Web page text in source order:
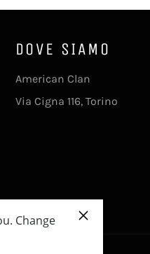
DOVE SIAMO
American Clan
Via Cigna 116, Torino